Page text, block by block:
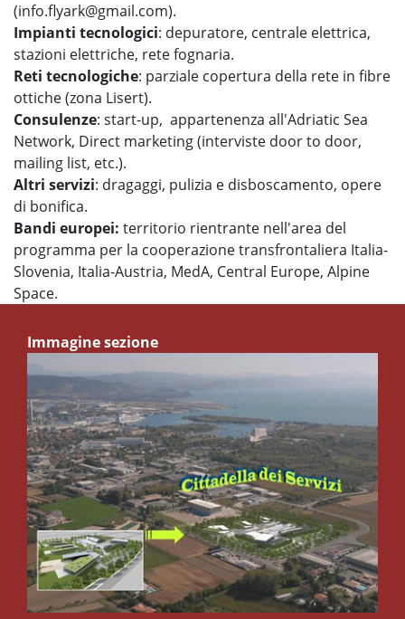
(info.flyark@gmail.com).
Impianti tecnologici: depuratore, centrale elettrica,
stazioni elettriche, rete fognaria.
Reti tecnologiche: parziale copertura della rete in fibre
ottiche (zona Lisert).
Consulenze: start-up, appartenenza all'Adriatic Sea
Network, Direct marketing (interviste door to door,
mailing list, etc.).
Altri servizi: dragaggi, pulizia e disboscamento, opere
di bonifica.
Bandi europei: territorio rientrante nell'area del
programma per la cooperazione transfrontaliera Italia-
Slovenia, Italia-Austria, MedA, Central Europe, Alpine
Space.
Immagine sezione